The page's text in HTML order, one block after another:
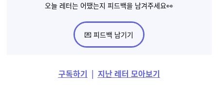
오늘 레터는 어땠는지 피드백을 남겨주세요👀
💌 피드백 남기기
구독하기 | 지난 레터 모아보기